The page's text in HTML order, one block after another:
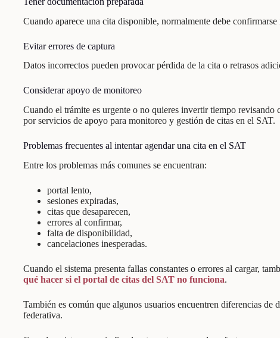
Cuando aparece una cita disponible, normalmente debe confirmarse
Evitar errores de captura
Datos incorrectos pueden provocar pérdida de la cita o retrasos
Considerar apoyo de monitoreo
Cuando el trámite es urgente o no quieres invertir tiempo revisando
por servicios de apoyo para monitoreo y gestión de citas en el SAT.
Problemas frecuentes al intentar agendar una cita en el SAT
Entre los problemas más comunes se encuentran:
portal lento,
sesiones expiradas,
citas que desaparecen,
errores al confirmar,
falta de disponibilidad,
cancelaciones inesperadas.
Cuando el sistema presenta fallas constantes o errores al cargar,
qué hacer si el portal de citas del SAT no funciona.
También es común que algunos usuarios encuentren diferencias
federativa.